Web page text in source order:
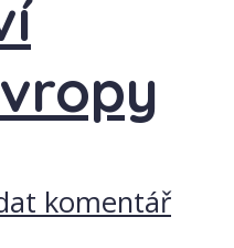
komentář